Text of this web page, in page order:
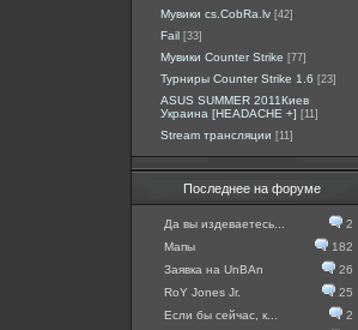
Мувики cs.CobRa.lv [42]
Fail [33]
Мувики Counter Strike [77]
Турниры Counter Strike 1.6 [23]
ASUS SUMMER 2011Киев
Украина [HEADACHE +] [11]
Stream трансляции [11]
Последнее на форуме
Да вы издеваетесь...
2
Мапы
182
Заявка на UnBAn
26
RoY Jones Jr.
25
Если бы сейчас, к...
2